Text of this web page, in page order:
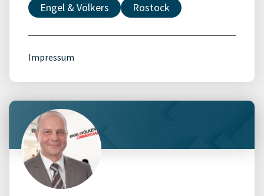
Engel & Völkers Rostock
Impressum